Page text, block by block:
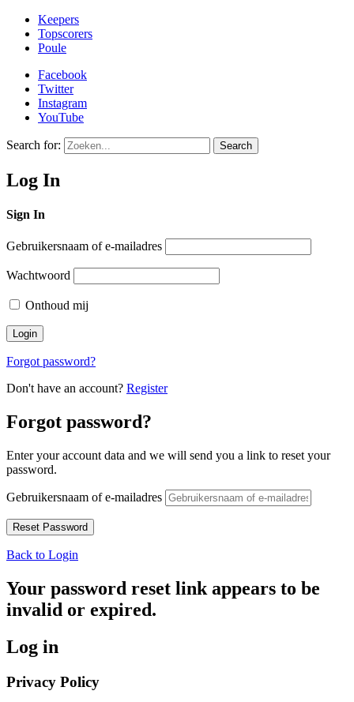
Keepers
Topscorers
Poule
Facebook
Twitter
Instagram
YouTube
Search for: Search
Log In
Sign In
Gebruikersnaam of e-mailadres
Wachtwoord
Onthoud mij
Forgot password?
Don't have an account? Register
Forgot password?
Enter your account data and we will send you a link to reset your
password.
Gebruikersnaam of e-mailadres
Back to Login
Your password reset link appears to be
invalid or expired.
Log in
Privacy Policy